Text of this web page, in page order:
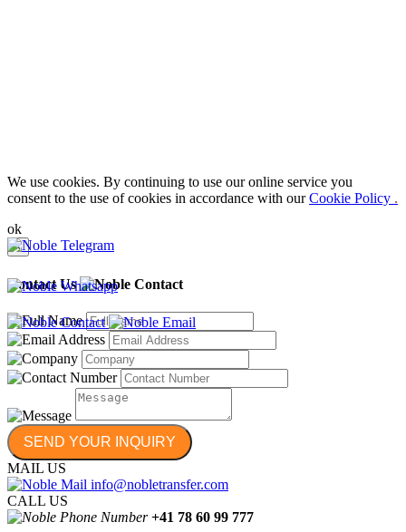
We use cookies. By continuing to use our online service you
consent to the use of cookies in accordance with ourCookie Policy .​
ok
×
Contact Us
MAIL US
info@nobletransfer.com
CALL US
+41 78 60 99 777